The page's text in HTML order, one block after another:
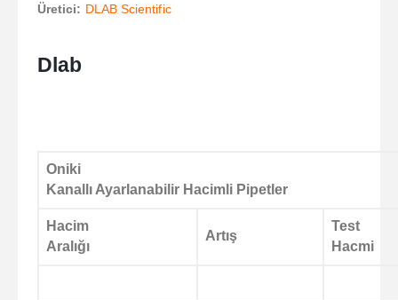
Üretici: DLAB Scientific
Dlab
Oniki
Kanallı Ayarlanabilir Hacimli Pipetler
Hacim
Aralığı
Artış
Test
Hacmi